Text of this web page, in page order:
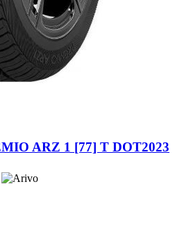
ARZ 1 [77] T DOT2023